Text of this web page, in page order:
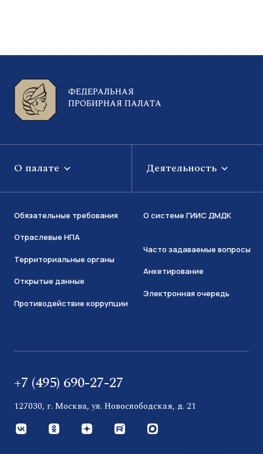
ФЕДЕРАЛЬНАЯ
ПРОБИРНАЯ ПАЛАТА
О палате Деятельность
Обязательные требования
Отраслевые НПА
Территориальные органы
Открытые данные
Противодействие коррупции
О системе ГИИС ДМДК
Часто задаваемые вопросы
Анкетирование
Электронная очередь
+7 (495) 690-27-27
127030, г. Москва, ул. Новослободская, д. 21